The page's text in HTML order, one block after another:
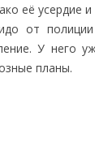
её усердие
от
У него
планы.